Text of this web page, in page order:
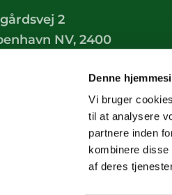
Denne
Vi bruger
til at analysere
partnere inden
kombinere
af deres
2
NV, 2400